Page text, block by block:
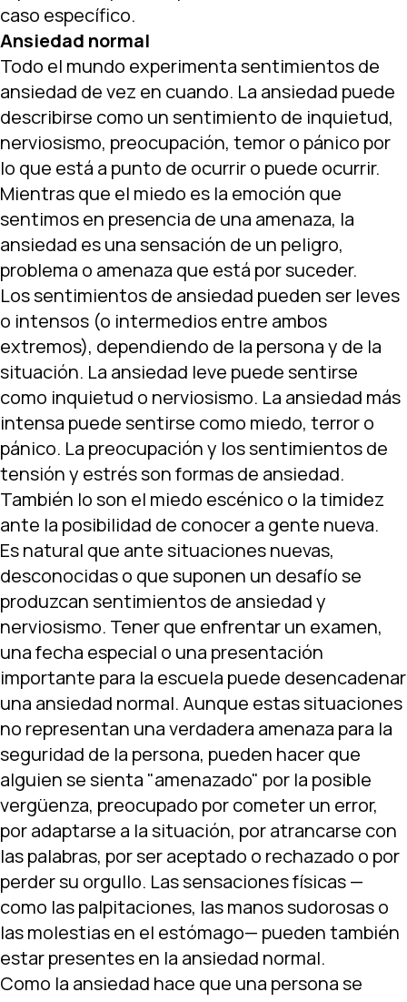
caso específico.
Ansiedad normal
Todo el mundo experimenta sentimientos de
ansiedad de vez en cuando. La ansiedad puede
describirse como un sentimiento de inquietud,
nerviosismo, preocupación, temor o pánico por
lo que está a punto de ocurrir o puede ocurrir.
Mientras que el miedo es la emoción que
sentimos en presencia de una amenaza, la
ansiedad es una sensación de un peligro,
problema o amenaza que está por suceder.
Los sentimientos de ansiedad pueden ser leves
o intensos (o intermedios entre ambos
extremos), dependiendo de la persona y de la
situación. La ansiedad leve puede sentirse
como inquietud o nerviosismo. La ansiedad más
intensa puede sentirse como miedo, terror o
pánico. La preocupación y los sentimientos de
tensión y estrés son formas de ansiedad.
También lo son el miedo escénico o la timidez
ante la posibilidad de conocer a gente nueva.
Es natural que ante situaciones nuevas,
desconocidas o que suponen un desafío se
produzcan sentimientos de ansiedad y
nerviosismo. Tener que enfrentar un examen,
una fecha especial o una presentación
importante para la escuela puede desencadenar
una ansiedad normal. Aunque estas situaciones
no representan una verdadera amenaza para la
seguridad de la persona, pueden hacer que
alguien se sienta "amenazado" por la posible
vergüenza, preocupado por cometer un error,
por adaptarse a la situación, por atrancarse con
las palabras, por ser aceptado o rechazado o por
perder su orgullo. Las sensaciones físicas —
como las palpitaciones, las manos sudorosas o
las molestias en el estómago— pueden también
estar presentes en la ansiedad normal.
Como la ansiedad hace que una persona se